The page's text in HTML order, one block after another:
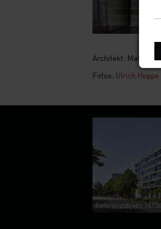
Architekt: Mathias
Fotos: Ulrich Hoppe
Referenzobjekt